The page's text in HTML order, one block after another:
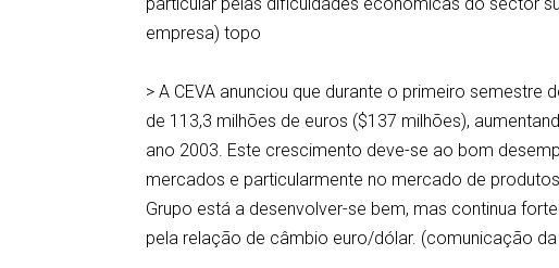
empresa) topo
> A CEVA anunciou que durante o primeiro
de 113,3 milhões de euros ($137 milhões),
ano 2003. Este crescimento deve-se ao bom
mercados e particularmente no mercado de
Grupo está a desenvolver-se bem, mas continua
pela relação de câmbio euro/dólar. (comunicação